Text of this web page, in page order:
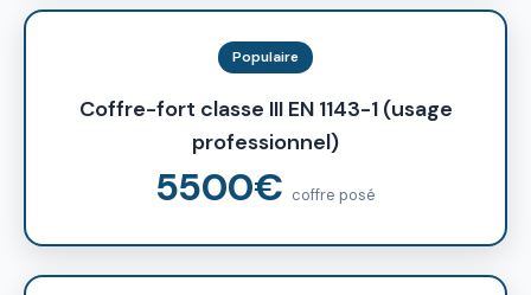
Populaire
Coffre-fort classe III EN 1143-1 (usage
professionnel)
5500€ coffre posé